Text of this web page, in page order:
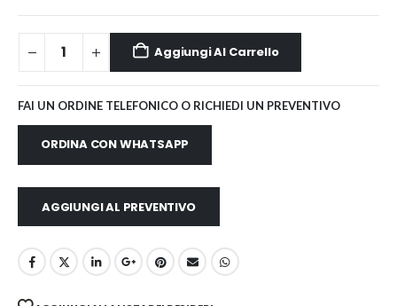
Aggiungi Al Carrello
FAI UN ORDINE TELEFONICO O RICHIEDI UN PREVENTIVO
ORDINA CON WHATSAPP
AGGIUNGI AL PREVENTIVO